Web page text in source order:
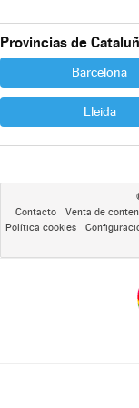
Provincias de
Barcelona
Lleida
Contacto Venta de
Política cookies